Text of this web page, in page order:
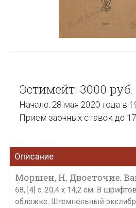
Эстимейт: 3000 руб.
Начало: 28 мая 2020 года в
Прием заочных ставок до
Описание
Моршен, Н. Двоеточие.
68, [4] с. 20,4 х 14,2 см. В
обложке. Штемпельный